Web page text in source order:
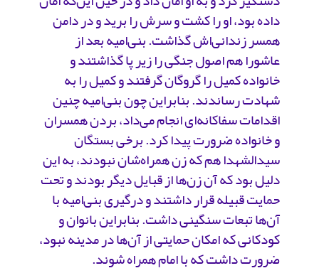
داده بود، او را کشت و سرش را برید و در دامن
همسر زندانی‌اش گذاشت. بنی‌امیه بعد از
عاشورا هم اصول جنگی را زیر پا گذاشتند و
خانواده کمیل را گروگان گرفتند و کمیل را به
شهادت رساندند. بنابراین چون بنی‌امیه چنین
اقدامات سفاکانه‌ای‌ انجام می‌داد، بردن همسران
و خانواده ضرورت پیدا کرد. برخی بستگان
سیدالشهدا هم که زن‌ همراه‌شان نبودند، به این
دلیل بود که آن زن‌ها از قبایل دیگر بودند و تحت
حمایت قبیله قرار داشتند و درگیری بنی‌امیه با
آن‌ها تبعات‌ سنگینی داشت. بنابراین بانوان و
کودکانی که امکان حمایتی از آن‌ها در مدینه نبود،
ضرورت داشت که با امام‌ همراه شوند.